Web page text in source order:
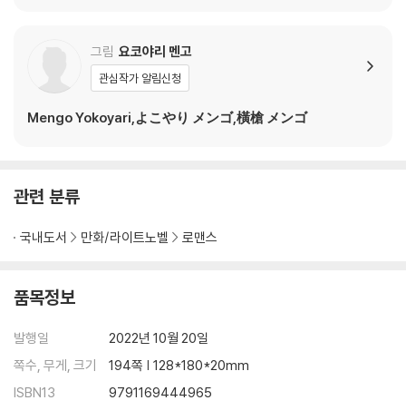
그림 요코야리 멘고
관심작가 알림신청
Mengo Yokoyari,よこやり メンゴ,橫槍 メンゴ
관련 분류
국내도서 만화/라이트노벨 로맨스
품목정보
발행일
2022년 10월 20일
쪽수, 무게, 크기
194쪽 | 128*180*20mm
ISBN13
9791169444965